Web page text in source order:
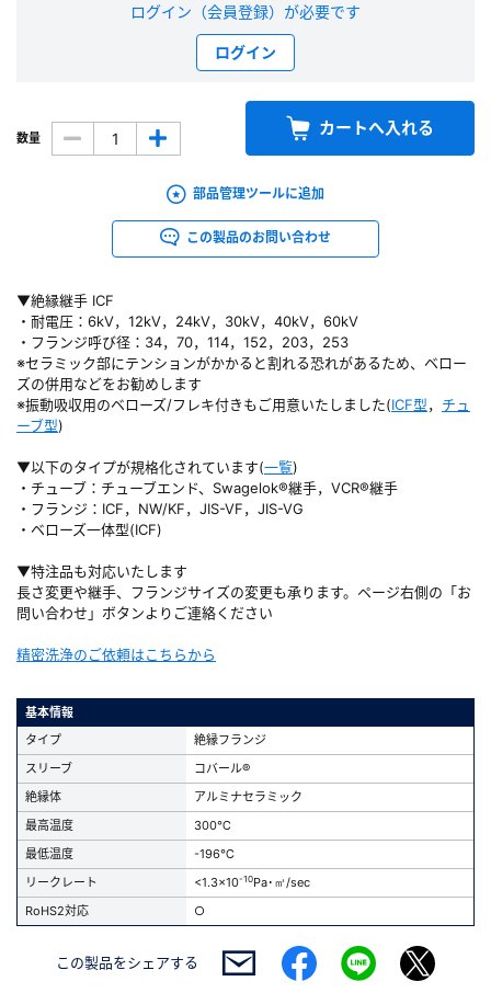
▼絶縁継手 ICF
・耐電圧：6kV，12kV，24kV，30kV，40kV，60kV
・フランジ呼び径：34，70，114，152，203，253
※セラミック部にテンションがかかると割れる恐れがあるため、ベロー
ズの併用などをお勧めします
※振動吸収用のベローズ/フレキ付きもご用意いたしました(ICF型， チュ
ーブ型)
▼以下のタイプが規格化されています(一覧)
・チューブ：チューブエンド、Swagelok®継手，VCR®継手
・フランジ：ICF，NW/KF，JIS-VF，JIS-VG
・ベローズ一体型(ICF)
▼特注品も対応いたします
長さ変更や継手、フランジサイズの変更も承ります。ページ右側の「お
問い合わせ」ボタンよりご連絡ください
精密洗浄のご依頼はこちらから
基本情報
タイプ
絶縁フランジ
スリーブ
コバール®
絶縁体
アルミナセラミック
最高温度
300℃
最低温度
-196℃
リークレート
<1.3x10-10Pa･㎥/sec
RoHS2対応
○
ログイン（会員登録）が必要です
ログイン
数量 カートへ入れる
部品管理ツールに追加
この製品のお問い合わせ
この製品をシェアする
ログイン
パスワード再発行ページ